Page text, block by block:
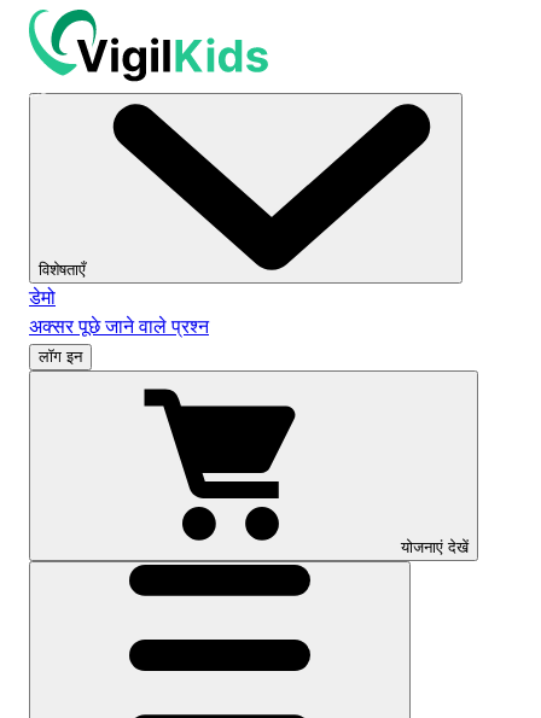
विशेषताएँ
डेमो
अक्सर पूछे जाने वाले प्रश्न
लॉग इन
योजनाएं देखें